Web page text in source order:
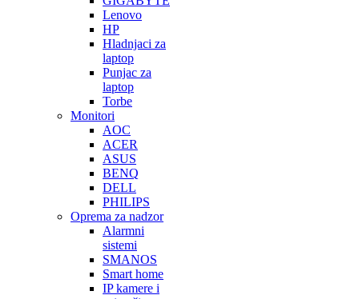
Lenovo
HP
Hladnjaci za
laptop
Punjac za
laptop
Torbe
Monitori
AOC
ACER
ASUS
BENQ
DELL
PHILIPS
Oprema za nadzor
Alarmni
sistemi
SMANOS
Smart home
IP kamere i